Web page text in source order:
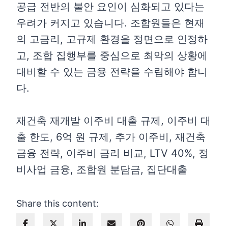
공급 전반의 불안 요인이 심화되고 있다는
우려가 커지고 있습니다. 조합원들은 현재
의 고금리, 고규제 환경을 정면으로 인정하
고, 조합 집행부를 중심으로 최악의 상황에
대비할 수 있는 금융 전략을 수립해야 합니
다.
재건축 재개발 이주비 대출 규제, 이주비 대
출 한도, 6억 원 규제, 추가 이주비, 재건축
금융 전략, 이주비 금리 비교, LTV 40%, 정
비사업 금융, 조합원 분담금, 집단대출
Share this content: